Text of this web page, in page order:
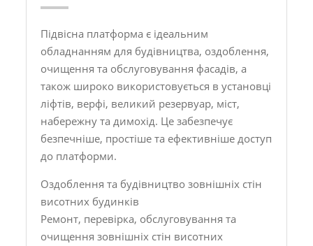
Підвісна платформа є ідеальним
обладнанням для будівництва, оздоблення,
очищення та обслуговування фасадів, а
також широко використовується в установці
ліфтів, верфі, великий резервуар, міст,
набережну та димохід. Це забезпечує
безпечніше, простіше та ефективніше доступ
до платформи.
Оздоблення та будівництво зовнішніх стін
висотних будинків
Ремонт, перевірка, обслуговування та
очищення зовнішніх стін висотних